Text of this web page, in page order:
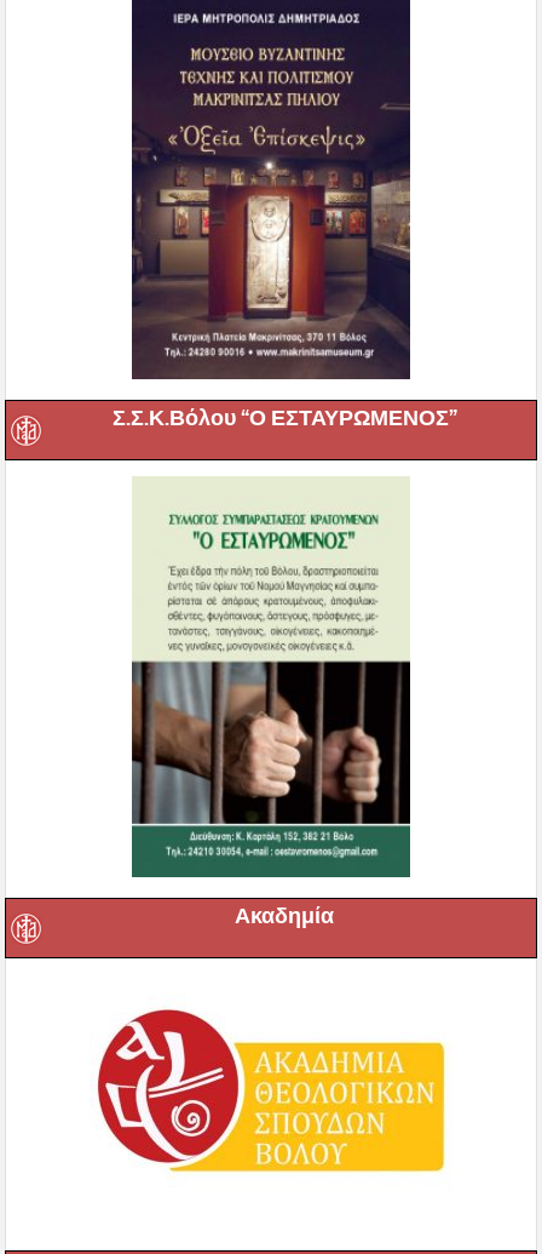
Σ.Σ.Κ.Βόλου “Ο ΕΣΤΑΥΡΩΜΕΝΟΣ”
Ακαδημία